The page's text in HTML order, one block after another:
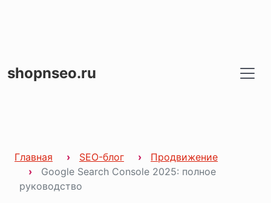
shopnseo.ru
Главная SEO-блог
Продвижение
Google Search Console 2025: полное
руководство